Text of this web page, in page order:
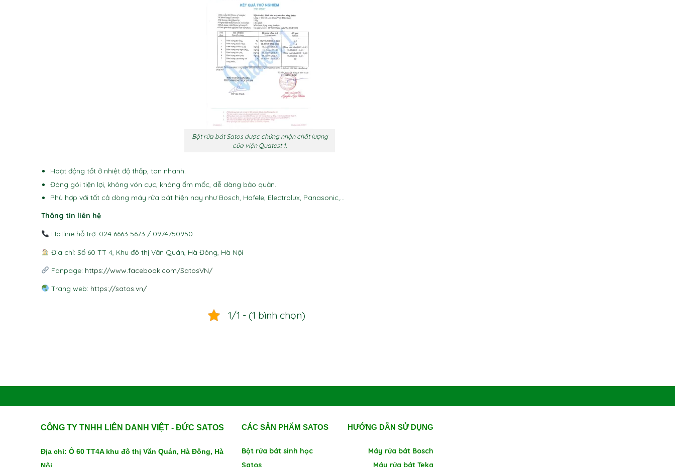
Bột rửa bát Satos được chứng nhận chất lượng
của viện Quatest 1.
Hoạt động tốt ở nhiệt độ thấp, tan nhanh.
Đóng gói tiện lợi, không vón cục, không ẩm mốc, dễ dàng bảo quản.
Phù hợp với tất cả dòng máy rửa bát hiện nay như Bosch, Hafele, Electrolux, Panasonic,…
Thông tin liên hệ
Hotline hỗ trợ: 024 6663 5673 / 0974750950
Địa chỉ: Số 60 TT 4, Khu đô thị Văn Quán, Hà Đông, Hà Nội
Fanpage: https://www.facebook.com/SatosVN/
Trang web: https://satos.vn/
1/1 - (1 bình chọn)
CÔNG TY TNHH LIÊN DANH VIỆT - ĐỨC SATOS
Địa chỉ: Ô 60 TT4A khu đô thị Văn Quán, Hà Đông, Hà
CÁC SẢN PHẨM SATOS
Bột rửa bát sinh học
Satos
HƯỚNG DẪN SỬ DỤNG
Máy rửa bát Bosch
Máy rửa bát Teka